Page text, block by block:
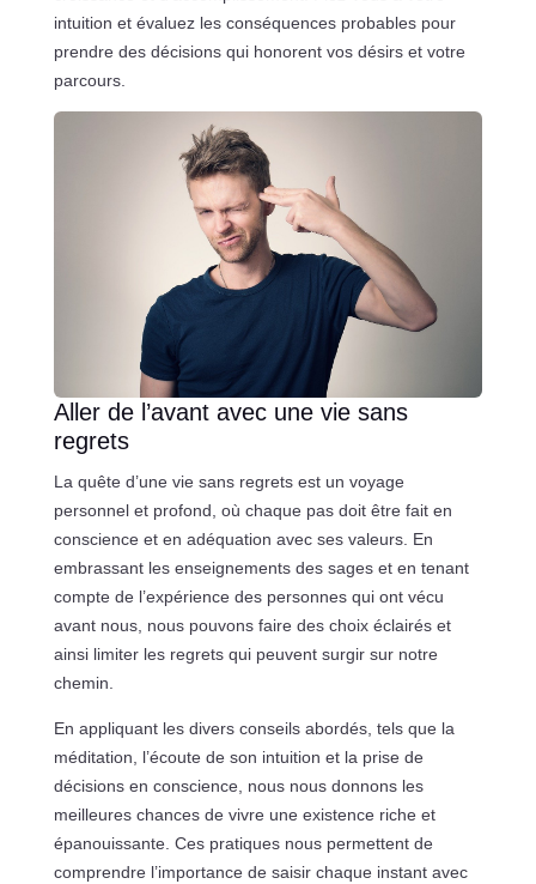
intuition et évaluez les conséquences probables pour
prendre des décisions qui honorent vos désirs et votre
parcours.
Aller de l’avant avec une vie sans
regrets
La quête d’une vie sans regrets est un voyage
personnel et profond, où chaque pas doit être fait en
conscience et en adéquation avec ses valeurs. En
embrassant les enseignements des sages et en tenant
compte de l’expérience des personnes qui ont vécu
avant nous, nous pouvons faire des choix éclairés et
ainsi limiter les regrets qui peuvent surgir sur notre
chemin.
En appliquant les divers conseils abordés, tels que la
méditation, l’écoute de son intuition et la prise de
décisions en conscience, nous nous donnons les
meilleures chances de vivre une existence riche et
épanouissante. Ces pratiques nous permettent de
comprendre l’importance de saisir chaque instant avec